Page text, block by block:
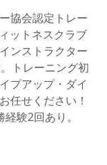
協会認定トレー
ットネスクラブ
ンストラクター
トレーニング初
プアップ・ダイ
任せください！
験2回あり。